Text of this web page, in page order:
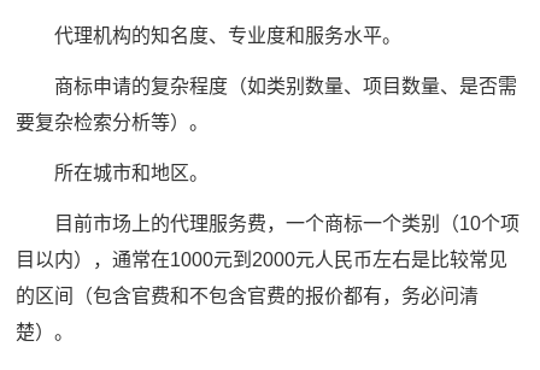
代理机构的知名度、专业度和服务水平。
商标申请的复杂程度（如类别数量、项目数量、是否需
要复杂检索分析等）。
所在城市和地区。
目前市场上的代理服务费，一个商标一个类别（10个项
目以内），通常在1000元到2000元人民币左右是比较常见
的区间（包含官费和不包含官费的报价都有，务必问清
楚）。